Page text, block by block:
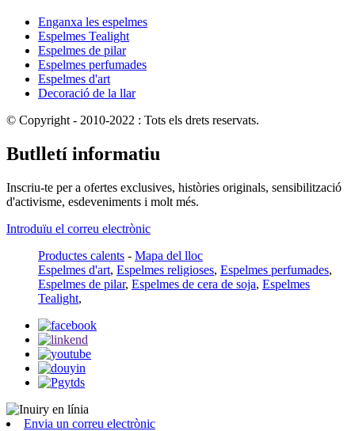
Enganxa les espelmes
Espelmes Tealight
Espelmes de pilar
Espelmes perfumades
Espelmes d'art
Decoració de la llar
© Copyright - 2010-2022 : Tots els drets reservats.
Butlletí informatiu
Inscriu-te per a ofertes exclusives, històries originals, sensibilització
d'activisme, esdeveniments i molt més.
Introduïu el correu electrònic
Productes calents - Mapa del lloc
Espelmes d'art, Espelmes religioses, Espelmes perfumades,
Espelmes de pilar, Espelmes de cera de soja, Espelmes
Tealight,
Envia un correu electrònic